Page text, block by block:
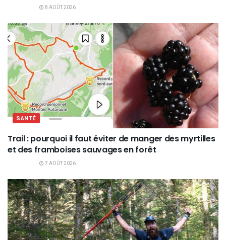
8 AOÛT 2026
SANTÉ
Trail : pourquoi il faut éviter de manger des myrtilles
et des framboises sauvages en forêt
7 AOÛT 2026